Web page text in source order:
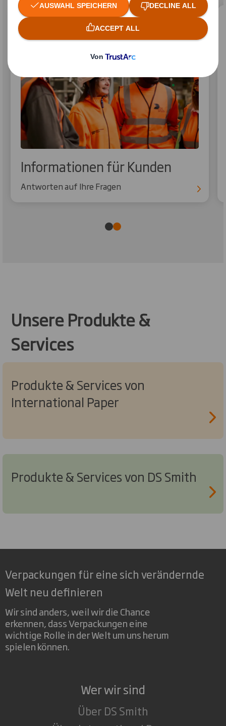
Informationen für Kunden
Antworten auf Ihre Fragen
Unsere Produkte &
Services
Produkte & Services von
International Paper
Produkte & Services von DS Smith
Verpackungen für eine sich verändernde
Welt neu definieren
Wir sind anders, weil wir die Chance
erkennen, dass Verpackungen eine
wichtige Rolle in der Welt um uns herum
spielen können.
Wer wir sind
Über DS Smith